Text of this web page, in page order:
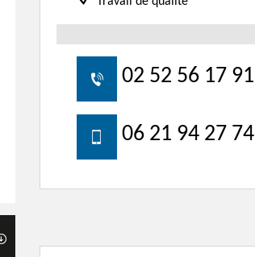
02 52 56 17 91
06 21 94 27 74